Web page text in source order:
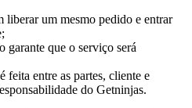
liberar um mesmo pedido e entrar
garante que o serviço será
feita entre as partes, cliente e
do Getninjas.